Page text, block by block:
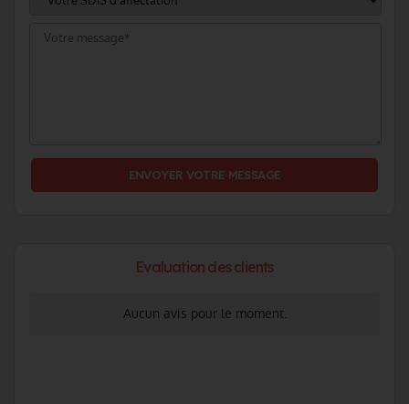
Evaluation des clients
Aucun avis pour le moment.